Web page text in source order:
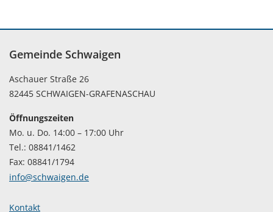
Gemeinde Schwaigen
Aschauer Straße 26
82445 SCHWAIGEN-GRAFENASCHAU
Öffnungszeiten
Mo. u. Do. 14:00 – 17:00 Uhr
Tel.: 08841/1462
Fax: 08841/1794
info@schwaigen.de
Kontakt